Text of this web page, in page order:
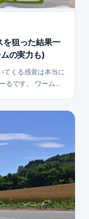
を狙った結果一
の実力も)
てくる感覚は本当に
るです。 ワーム…